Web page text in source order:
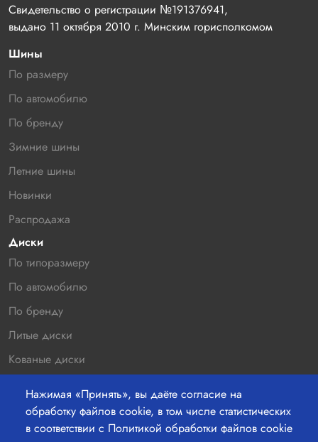
Нажимая «Принять», вы даёте согласие на
обработку файлов cookie, в том числе статистических
в соответствии с Политикой обработки файлов cookie
Свидетельство о регистрации №191376941,
выдано 11 октября 2010 г. Минским горисполкомом
Шины
По размеру
По автомобилю
По бренду
Зимние шины
Летние шины
Новинки
Распродажа
Диски
По типоразмеру
По автомобилю
По бренду
Литые диски
Кованые диски
Распродажа
Контакты